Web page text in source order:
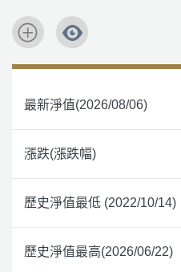
最新淨值(2026/08/06)
漲跌(漲跌幅)
歷史淨值最低 (2022/10/14)
歷史淨值最高(2026/06/22)